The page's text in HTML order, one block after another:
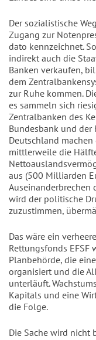
Der sozialistische
Zugang zur
dato kennzeichnet.
indirekt auch die
Banken verkaufen,
dem
zur Ruhe kommen.
es sammeln sich
Zentralbanken des
Bundesbank und
Deutschland
mittlerweile die
aus (500 Milliarden
Auseinanderbrechen
wird der politische
zuzustimmen,
Das wäre ein
Rettungsfonds EFSF
Planbehörde, die
organisiert und die
unterläuft.
Kapitals und eine
die Folge.
Die Sache wird nicht